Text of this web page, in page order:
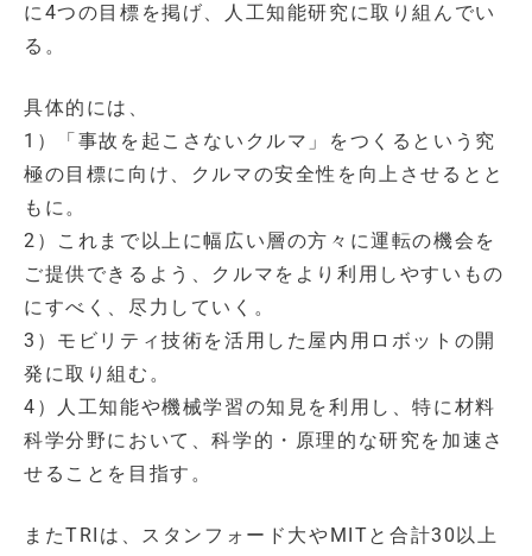
に4つの目標を掲げ、人工知能研究に取り組んでい
る。
具体的には、
1）「事故を起こさないクルマ」をつくるという究
極の目標に向け、クルマの安全性を向上させるとと
もに。
2）これまで以上に幅広い層の方々に運転の機会を
ご提供できるよう、クルマをより利用しやすいもの
にすべく、尽力していく。
3）モビリティ技術を活用した屋内用ロボットの開
発に取り組む。
4）人工知能や機械学習の知見を利用し、特に材料
科学分野において、科学的・原理的な研究を加速さ
せることを目指す。
またTRIは、スタンフォード大やMITと合計30以上